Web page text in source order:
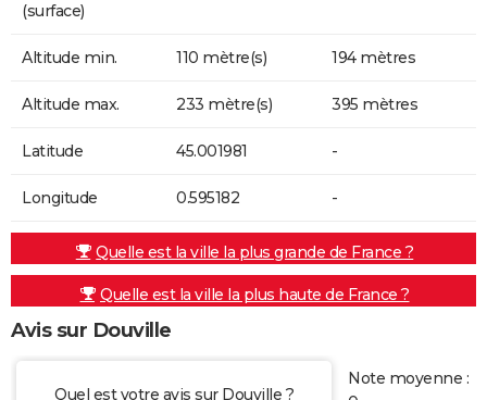
(surface)
Altitude min. 110 mètre(s) 194 mètres
Altitude max. 233 mètre(s) 395 mètres
Latitude 45.001981 -
Longitude 0.595182 -
Quelle est la ville la plus grande de France ?
Quelle est la ville la plus haute de France ?
Avis sur Douville
Quel est votre avis sur Douville ?
Note moyenne :